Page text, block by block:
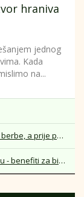
hraniva
jednog
Kada
na...
Zašto je bitno folijarno prihraniti nasad nakon berbe, a prije pada lista
Zavirite u nevidljivi svijet mikroorganizama u tlu - benefiti za biljke iz sloja tla